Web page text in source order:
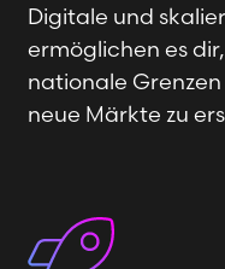
Digitale und
ermöglichen es
nationale
neue Märkte zu